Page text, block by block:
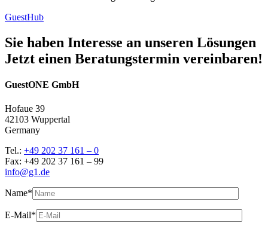
GuestHub
Sie haben Interesse an unseren Lösungen
Jetzt einen Beratungstermin vereinbaren!
GuestONE GmbH
Hofaue 39
42103 Wuppertal
Germany
Tel.: +49 202 37 161 – 0
Fax: +49 202 37 161 – 99
info@g1.de
Name*
E-Mail*